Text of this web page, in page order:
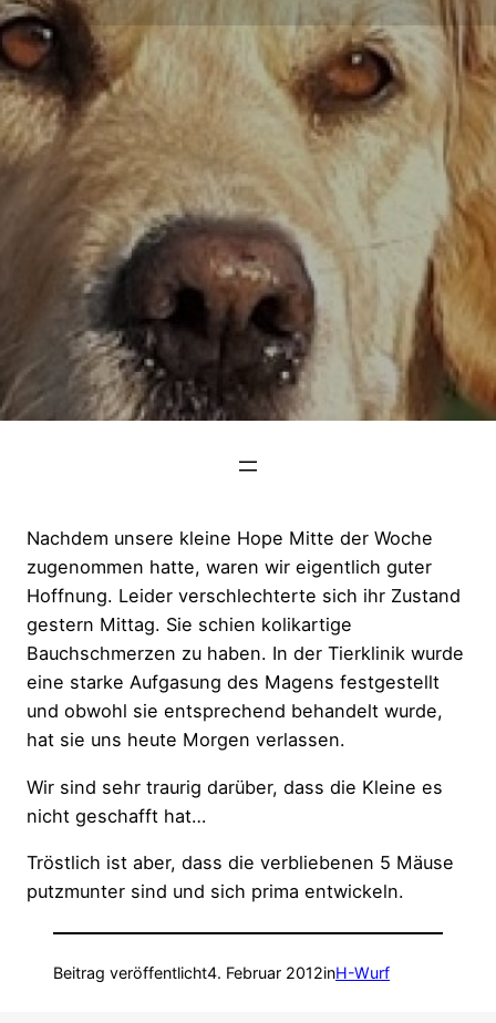
Nachdem unsere kleine Hope Mitte der Woche
zugenommen hatte, waren wir eigentlich guter
Hoffnung. Leider verschlechterte sich ihr Zustand
gestern Mittag. Sie schien kolikartige
Bauchschmerzen zu haben. In der Tierklinik wurde
eine starke Aufgasung des Magens festgestellt
und obwohl sie entsprechend behandelt wurde,
hat sie uns heute Morgen verlassen.
Wir sind sehr traurig darüber, dass die Kleine es
nicht geschafft hat…
Tröstlich ist aber, dass die verbliebenen 5 Mäuse
putzmunter sind und sich prima entwickeln.
Beitrag veröffentlicht4. Februar 2012inH-Wurf